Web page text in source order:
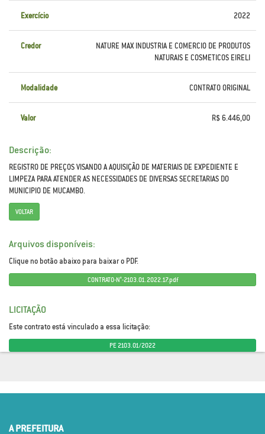
Exercício 2022
Credor
NATURE MAX INDUSTRIA E COMERCIO DE PRODUTOS
NATURAIS E COSMETICOS EIRELI
Modalidade CONTRATO ORIGINAL
Valor R$ 6.446,00
Descrição:
REGISTRO DE PREÇOS VISANDO A AQUISIÇÃO DE MATERIAIS DE EXPEDIENTE E
LIMPEZA PARA ATENDER AS NECESSIDADES DE DIVERSAS SECRETARIAS DO
MUNICIPIO DE MUCAMBO.
VOLTAR
Arquivos disponíveis:
Clique no botão abaixo para baixar o PDF.
CONTRATO-N°-2103.01.2022.17.pdf
LICITAÇÃO
Este contrato está vinculado a essa licitação:
PE 2103.01/2022
A PREFEITURA